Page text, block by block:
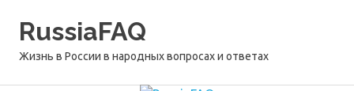
RussiaFAQ
Жизнь в России в народных вопросах и ответах